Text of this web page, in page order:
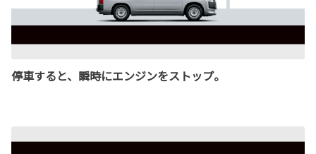
停車すると、瞬時にエンジンをストップ。